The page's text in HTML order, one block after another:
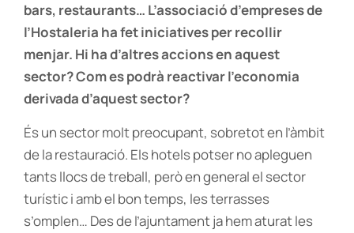
bars, restaurants… L’associació d’empreses de
l’Hostaleria ha fet iniciatives per recollir
menjar. Hi ha d’altres accions en aquest
sector? Com es podrà reactivar l’economia
derivada d’aquest sector?
És un sector molt preocupant, sobretot en l’àmbit
de la restauració. Els hotels potser no apleguen
tants llocs de treball, però en general el sector
turístic i amb el bon temps, les terrasses
s’omplen… Des de l’ajuntament ja hem aturat les